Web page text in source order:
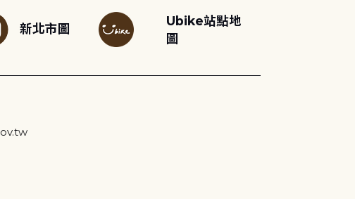
新北市圖
Ubike站點地
圖